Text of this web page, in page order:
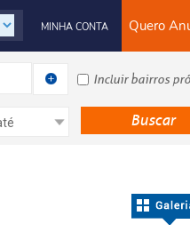
Quero
MINHA CONTA
Incluir bairros